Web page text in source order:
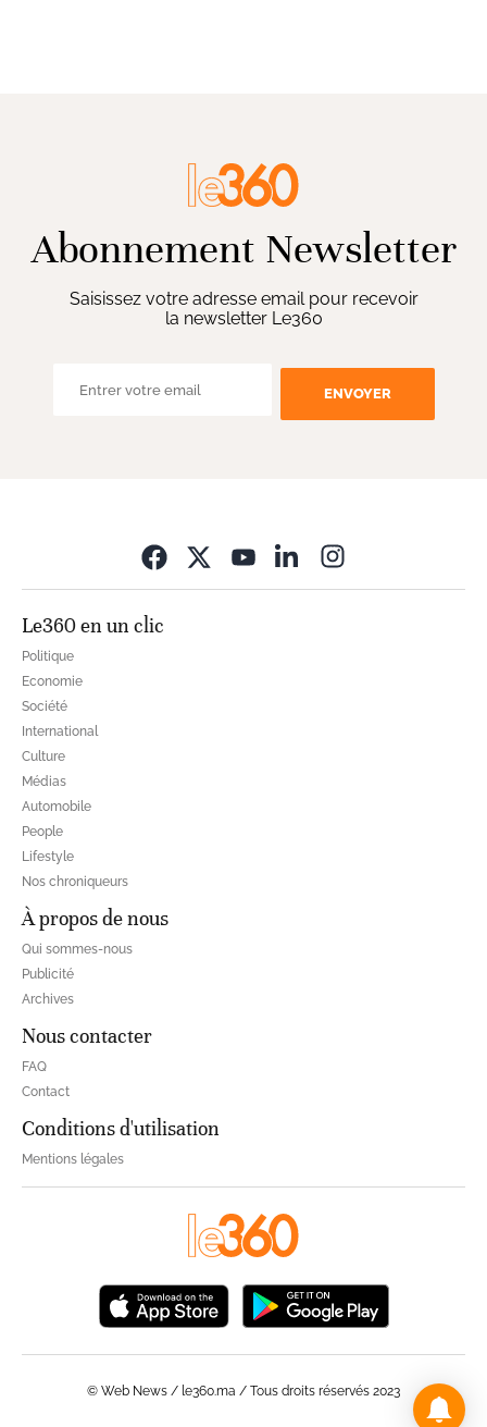
Abonnement Newsletter
Saisissez votre adresse email pour recevoir
la newsletter Le360
ENVOYER
Le360 en un clic
Politique
Economie
Société
International
Culture
Médias
Automobile
People
Lifestyle
Nos chroniqueurs
À propos de nous
Qui sommes-nous
Publicité
Archives
Nous contacter
FAQ
Contact
Conditions d'utilisation
Mentions légales
© Web News / le360.ma / Tous droits réservés 2023